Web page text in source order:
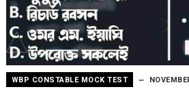
WBP CONSTABLE MOCK TEST